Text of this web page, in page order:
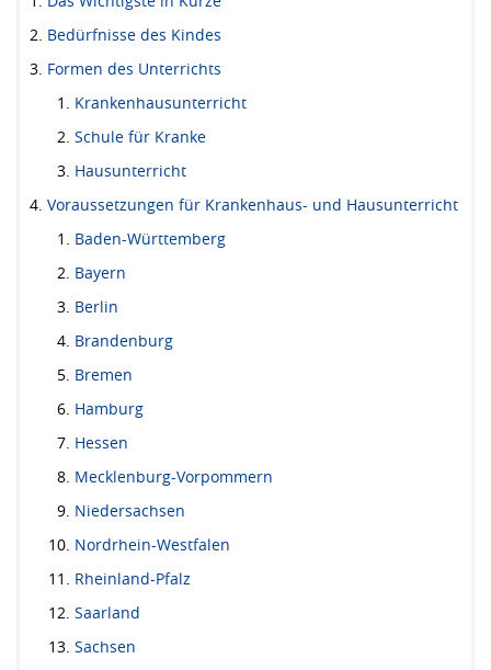
Bedürfnisse des Kindes
Formen des Unterrichts
Krankenhausunterricht
Schule für Kranke
Hausunterricht
Voraussetzungen für Krankenhaus- und Hausunterricht
Baden-Württemberg
Bayern
Berlin
Brandenburg
Bremen
Hamburg
Hessen
Mecklenburg-Vorpommern
Niedersachsen
Nordrhein-Westfalen
Rheinland-Pfalz
Saarland
Sachsen